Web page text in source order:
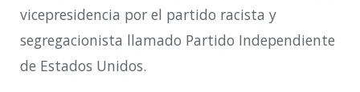
vicepresidencia por el partido racista y
segregacionista llamado Partido Independiente
de Estados Unidos.